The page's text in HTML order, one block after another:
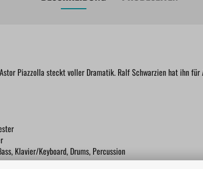
Piazzolla steckt voller Dramatik. Ralf Schwarzien hat ihn
Klavier/Keyboard, Drums, Percussion